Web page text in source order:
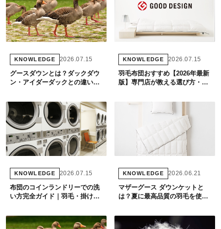
KNOWLEDGE 2026.07.15
グースダウンとは？ダックダウ
ン・アイダーダックとの違い・
解説
KNOWLEDGE 2026.07.15
羽毛布団おすすめ【2026年最新
版】専門店が教える選び方・グ
KNOWLEDGE 2026.07.15
布団のコインランドリーでの洗
い方完全ガイド｜羽毛・掛け布
KNOWLEDGE 2026.06.21
マザーグース ダウンケットと
は？夏に最高品質の羽毛を使う